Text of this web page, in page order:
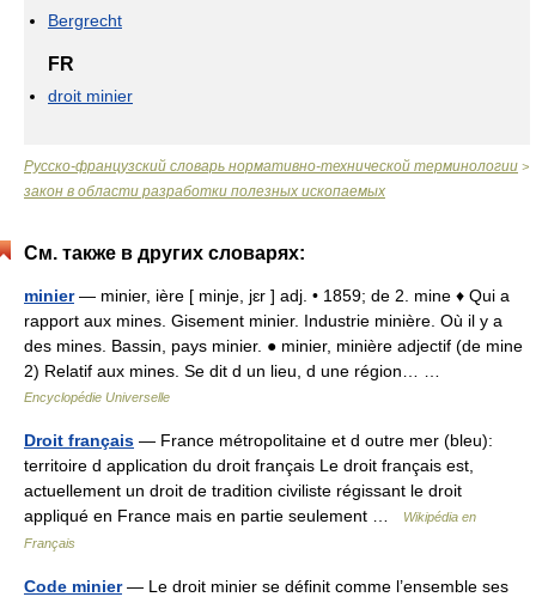
Bergrecht
FR
droit minier
Русско-французский словарь нормативно-технической терминологии >
закон в области разработки полезных ископаемых
См. также в других словарях:
minier— minier, ière [ minje, jɛr ] adj. • 1859; de 2. mine ♦ Qui a
rapport aux mines. Gisement minier. Industrie minière. Où il y a
des mines. Bassin, pays minier. ● minier, minière adjectif (de mine
2) Relatif aux mines. Se dit d un lieu, d une région… …
Encyclopédie Universelle
Droit français — France métropolitaine et d outre mer (bleu):
territoire d application du droit français Le droit français est,
actuellement un droit de tradition civiliste régissant le droit
appliqué en France mais en partie seulement …
Wikipédia en
Français
Code minier— Le droit minier se définit comme l’ensemble ses